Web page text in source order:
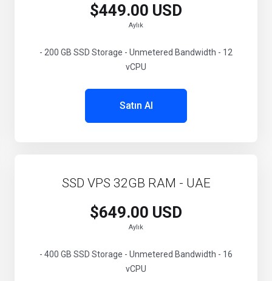
$449.00 USD
Aylık
- 200 GB SSD Storage - Unmetered Bandwidth - 12
vCPU
Satın Al
SSD VPS 32GB RAM - UAE
$649.00 USD
Aylık
- 400 GB SSD Storage - Unmetered Bandwidth - 16
vCPU